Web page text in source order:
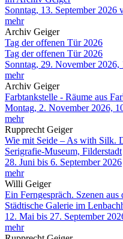
Sonntag, 13. September
mehr
Archiv Geiger
Tag der offenen Tür 2026
Tag der offenen Tür 2026
Sonntag, 29. November
mehr
Archiv Geiger
Farbtankstelle - Räume aus
Montag, 2. November 2026,
mehr
Rupprecht Geiger
Wie mit Seide – As with Silk.
Serigrafie-Museum, Filderstadt
28. Juni bis 6. September 2026
mehr
Willi Geiger
Ein Ferngespräch. Szenen
Städtische Galerie im
12. Mai bis 27. September
mehr